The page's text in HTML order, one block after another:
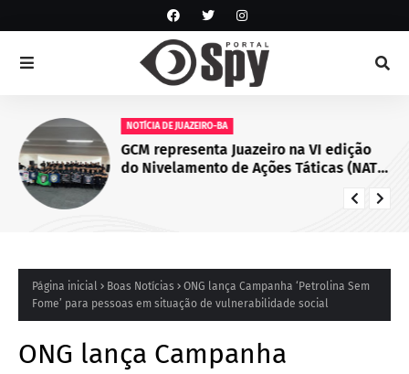
NOTÍCIA DE JUAZEIRO-BA
GCM representa Juazeiro na VI edição
do Nivelamento de Ações Táticas (NAT-
Página inicial Boas Notícias
ONG lança Campanha ‘Petrolina Sem
Fome’ para pessoas em situação de vulnerabilidade social
ONG lança Campanha